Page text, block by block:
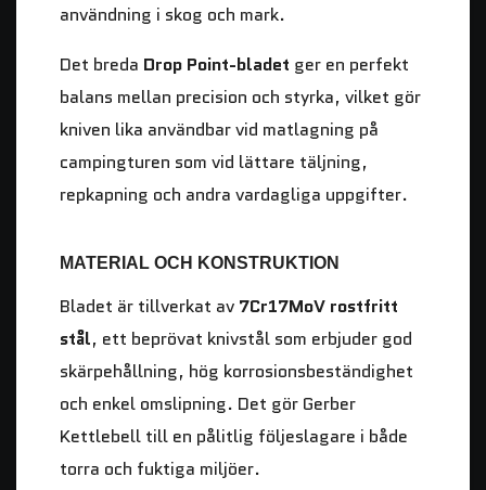
användning i skog och mark.
Det breda Drop Point-bladet ger en perfekt
balans mellan precision och styrka, vilket gör
kniven lika användbar vid matlagning på
campingturen som vid lättare täljning,
repkapning och andra vardagliga uppgifter.
MATERIAL OCH KONSTRUKTION
Bladet är tillverkat av 7Cr17MoV rostfritt
stål, ett beprövat knivstål som erbjuder god
skärpehållning, hög korrosionsbeständighet
och enkel omslipning. Det gör Gerber
Kettlebell till en pålitlig följeslagare i både
torra och fuktiga miljöer.